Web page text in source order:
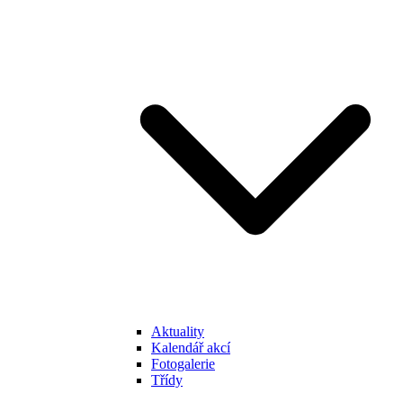
Aktuality
Kalendář akcí
Fotogalerie
Třídy